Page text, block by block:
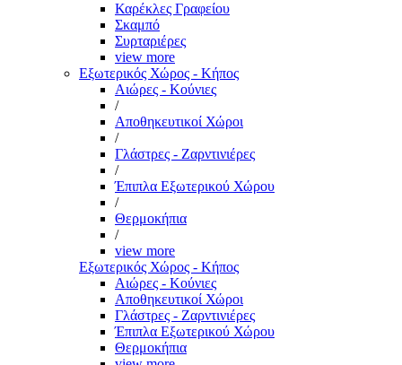
Καρέκλες Γραφείου
Σκαμπό
Συρταριέρες
view more
Εξωτερικός Χώρος - Κήπος
Αιώρες - Κούνιες
/
Αποθηκευτικοί Χώροι
/
Γλάστρες - Ζαρντινιέρες
/
Έπιπλα Εξωτερικού Χώρου
/
Θερμοκήπια
/
view more
Εξωτερικός Χώρος - Κήπος
Αιώρες - Κούνιες
Αποθηκευτικοί Χώροι
Γλάστρες - Ζαρντινιέρες
Έπιπλα Εξωτερικού Χώρου
Θερμοκήπια